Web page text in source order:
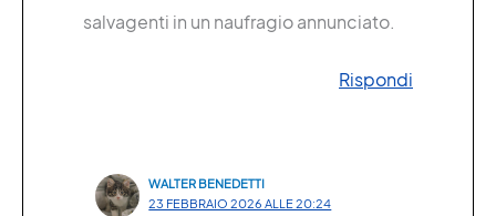
salvagenti in un naufragio annunciato.
Rispondi
WALTER BENEDETTI
23 FEBBRAIO 2026 ALLE 20:24